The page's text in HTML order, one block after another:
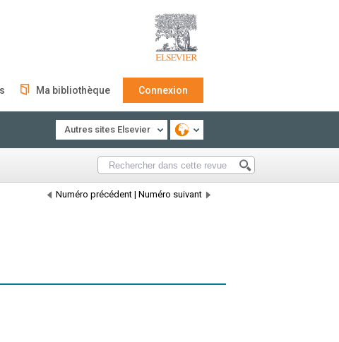
Ma bibliothèque Connexion
Autres sites Elsevier
Numéro précédent | Numéro suivant